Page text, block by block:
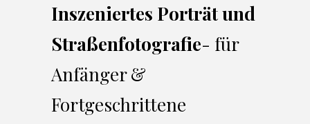
Inszeniertes Porträt und
Straßenfotografie- für
Anfänger &
Fortgeschrittene